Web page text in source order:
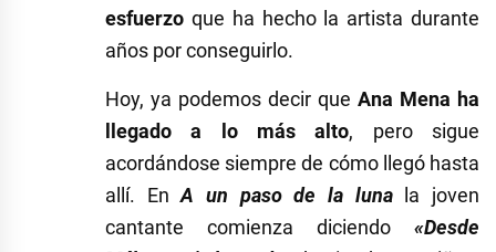
esfuerzo que ha hecho la artista durante
años por conseguirlo.
Hoy, ya podemos decir que Ana Mena ha
llegado a lo más alto, pero sigue
acordándose siempre de cómo llegó hasta
allí. EnA un paso de la luna
la joven
cantante comienza diciendo «Desde